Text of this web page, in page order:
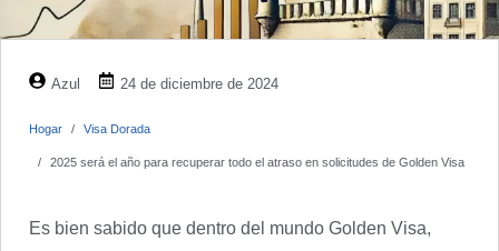
Azul 24 de diciembre de 2024
Hogar Visa Dorada
2025 será el año para recuperar todo el atraso en solicitudes de Golden Visa
Es bien sabido que dentro del mundo Golden Visa,